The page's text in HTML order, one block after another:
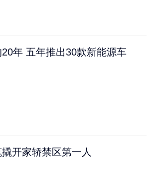
20年 五年推出30款新能源车
开家轿禁区第一人